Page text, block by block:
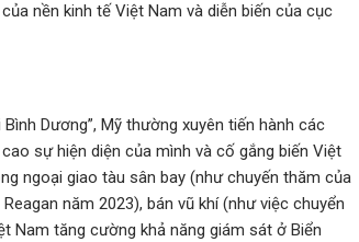
nền kinh tế Việt Nam và diễn biến của cục
Dương”, Mỹ thường xuyên tiến hành các
sự hiện diện của mình và cố gắng biến Việt
ngoại giao tàu sân bay (như chuyến thăm của
năm 2023), bán vũ khí (như việc chuyển
Nam tăng cường khả năng giám sát ở Biển